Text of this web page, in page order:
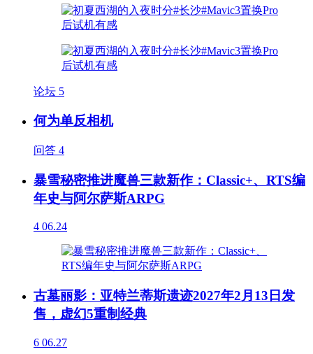
论坛 5
何为单反相机
问答 4
暴雪秘密推进魔兽三款新作：Classic+、RTS编
年史与阿尔萨斯ARPG
4 06.24
古墓丽影：亚特兰蒂斯遗迹2027年2月13日发
售，虚幻5重制经典
6 06.27